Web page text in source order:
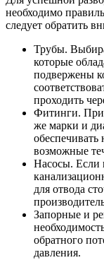
необходимо
следует обратить
Трубы.
которые
подвержены
проходить
Фитинги.
же марки и
возможные
Насосы. Если
для отвода
Запорные и
обратного
давления.